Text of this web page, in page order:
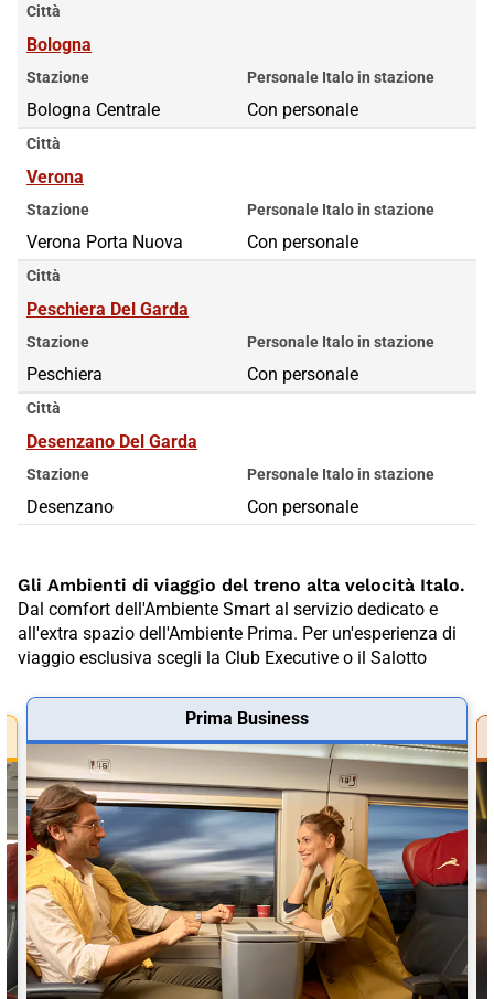
Città
Bologna
Stazione
Bologna Centrale
Personale Italo in stazione
Con personale
Città
Verona
Stazione
Verona Porta Nuova
Personale Italo in stazione
Con personale
Città
Peschiera Del Garda
Stazione
Peschiera
Personale Italo in stazione
Con personale
Città
Desenzano Del Garda
Stazione
Desenzano
Personale Italo in stazione
Con personale
Gli Ambienti di viaggio del treno alta velocità Italo.
Dal comfort dell'Ambiente Smart al servizio dedicato e
all'extra spazio dell'Ambiente Prima. Per un'esperienza di
viaggio esclusiva scegli la Club Executive o il Salotto
Prima Business